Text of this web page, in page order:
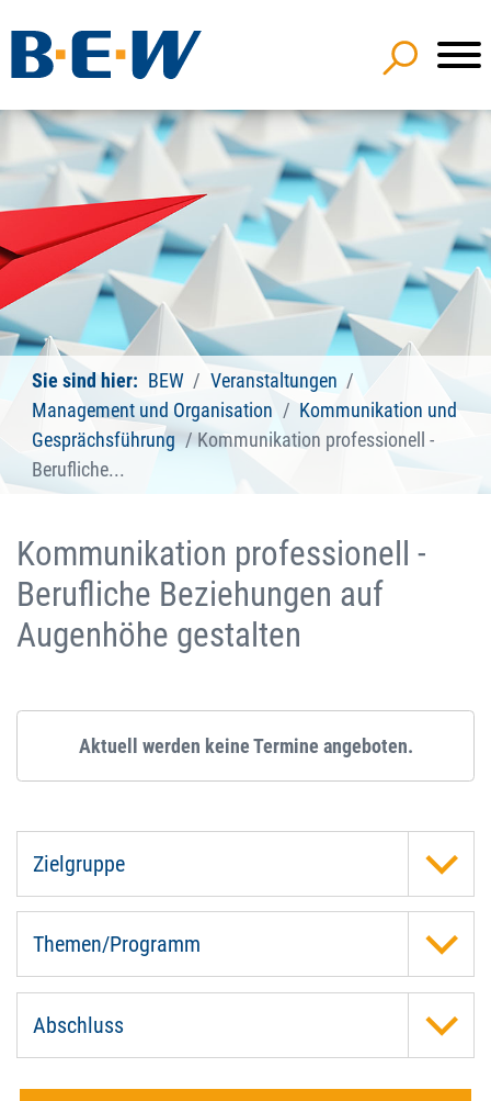
Sie sind hier: BEW
Veranstaltungen
Management und Organisation
Kommunikation und
Gesprächsführung
Kommunikation professionell -
Berufliche...
Kommunikation professionell -
Berufliche Beziehungen auf
Augenhöhe gestalten
Aktuell werden keine Termine angeboten.
Zielgruppe
Themen/Programm
Abschluss